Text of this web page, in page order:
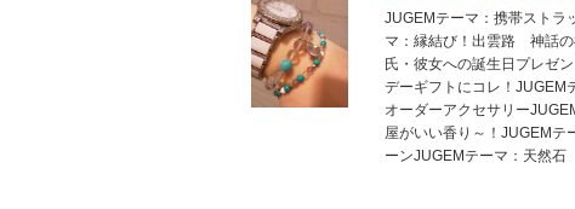
JUGEMテーマ：携帯ストラ
マ：縁結び！出雲路 神話の
氏・彼女への誕生日プレゼ
デーギフトにコレ！JUGEM
オーダーアクセサリー
屋がいい香り～！JUGEMテ
ーンJUGEMテーマ：天然